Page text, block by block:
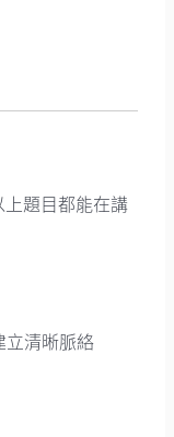
上題目都能在講
立清晰脈絡